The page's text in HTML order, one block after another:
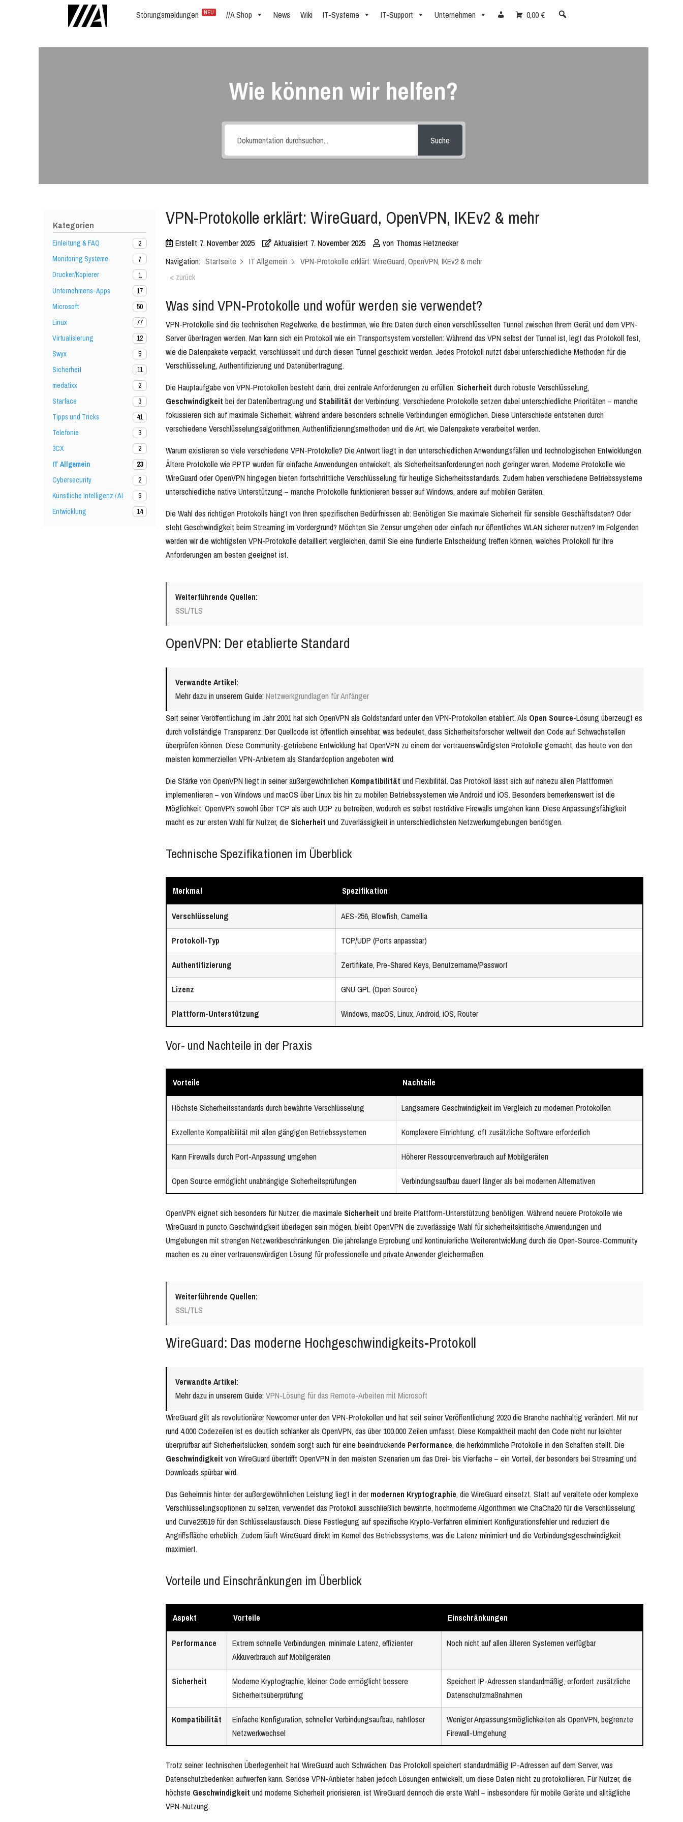
Störungsmeldungen NEU //A Shop News Wiki IT-Systeme IT-Support Unternehmen 0,00 €
Wie können wir helfen?
Suche
Kategorien
Einleitung & FAQ
2
Monitoring Systeme
7
Drucker/Kopierer
1
Unternehmens-Apps
17
Microsoft
50
Linux
77
Virtualisierung
12
Swyx
5
Sicherheit
11
medatixx
2
Starface
3
Tipps und Tricks
41
Telefonie
3
3CX
2
IT Allgemein
23
Cybersecurity
2
Künstliche Intelligenz / AI
9
Entwicklung
14
VPN-Protokolle erklärt: WireGuard, OpenVPN, IKEv2 & mehr
Erstellt 7. November 2025 Aktualisiert 7. November 2025 von Thomas Hetznecker
Navigation: Startseite IT Allgemein
VPN-Protokolle erklärt: WireGuard, OpenVPN, IKEv2 & mehr
< zurück
Was sind VPN-Protokolle und wofür werden sie verwendet?
VPN-Protokolle sind die technischen Regelwerke, die bestimmen, wie Ihre Daten durch einen verschlüsselten Tunnel zwischen Ihrem Gerät und dem VPN-
Server übertragen werden. Man kann sich ein Protokoll wie ein Transportsystem vorstellen: Während das VPN selbst der Tunnel ist, legt das Protokoll fest,
wie die Datenpakete verpackt, verschlüsselt und durch diesen Tunnel geschickt werden. Jedes Protokoll nutzt dabei unterschiedliche Methoden für die
Verschlüsselung, Authentifizierung und Datenübertragung.
Die Hauptaufgabe von VPN-Protokollen besteht darin, drei zentrale Anforderungen zu erfüllen: Sicherheit durch robuste Verschlüsselung,
Geschwindigkeit bei der Datenübertragung und Stabilität der Verbindung. Verschiedene Protokolle setzen dabei unterschiedliche Prioritäten – manche
fokussieren sich auf maximale Sicherheit, während andere besonders schnelle Verbindungen ermöglichen. Diese Unterschiede entstehen durch
verschiedene Verschlüsselungsalgorithmen, Authentifizierungsmethoden und die Art, wie Datenpakete verarbeitet werden.
Warum existieren so viele verschiedene VPN-Protokolle? Die Antwort liegt in den unterschiedlichen Anwendungsfällen und technologischen Entwicklungen.
Ältere Protokolle wie PPTP wurden für einfache Anwendungen entwickelt, als Sicherheitsanforderungen noch geringer waren. Moderne Protokolle wie
WireGuard oder OpenVPN hingegen bieten fortschrittliche Verschlüsselung für heutige Sicherheitsstandards. Zudem haben verschiedene Betriebssysteme
unterschiedliche native Unterstützung – manche Protokolle funktionieren besser auf Windows, andere auf mobilen Geräten.
Die Wahl des richtigen Protokolls hängt von Ihren spezifischen Bedürfnissen ab: Benötigen Sie maximale Sicherheit für sensible Geschäftsdaten? Oder
steht Geschwindigkeit beim Streaming im Vordergrund? Möchten Sie Zensur umgehen oder einfach nur öffentliches WLAN sicherer nutzen? Im Folgenden
werden wir die wichtigsten VPN-Protokolle detailliert vergleichen, damit Sie eine fundierte Entscheidung treffen können, welches Protokoll für Ihre
Anforderungen am besten geeignet ist.
Weiterführende Quellen:
SSL/TLS
OpenVPN: Der etablierte Standard
Verwandte Artikel:
Mehr dazu in unserem Guide: Netzwerkgrundlagen für Anfänger
Seit seiner Veröffentlichung im Jahr 2001 hat sich OpenVPN als Goldstandard unter den VPN-Protokollen etabliert. Als Open Source-Lösung überzeugt es
durch vollständige Transparenz: Der Quellcode ist öffentlich einsehbar, was bedeutet, dass Sicherheitsforscher weltweit den Code auf Schwachstellen
überprüfen können. Diese Community-getriebene Entwicklung hat OpenVPN zu einem der vertrauenswürdigsten Protokolle gemacht, das heute von den
meisten kommerziellen VPN-Anbietern als Standardoption angeboten wird.
Die Stärke von OpenVPN liegt in seiner außergewöhnlichen Kompatibilität und Flexibilität. Das Protokoll lässt sich auf nahezu allen Plattformen
implementieren – von Windows und macOS über Linux bis hin zu mobilen Betriebssystemen wie Android und iOS. Besonders bemerkenswert ist die
Möglichkeit, OpenVPN sowohl über TCP als auch UDP zu betreiben, wodurch es selbst restriktive Firewalls umgehen kann. Diese Anpassungsfähigkeit
macht es zur ersten Wahl für Nutzer, die Sicherheit und Zuverlässigkeit in unterschiedlichsten Netzwerkumgebungen benötigen.
Technische Spezifikationen im Überblick
Merkmal Spezifikation
Verschlüsselung AES-256, Blowfish, Camellia
Protokoll-Typ TCP/UDP (Ports anpassbar)
Authentifizierung Zertifikate, Pre-Shared Keys, Benutzername/Passwort
Lizenz GNU GPL (Open Source)
Plattform-Unterstützung Windows, macOS, Linux, Android, iOS, Router
Vor- und Nachteile in der Praxis
Vorteile Nachteile
Höchste Sicherheitsstandards durch bewährte Verschlüsselung Langsamere Geschwindigkeit im Vergleich zu modernen Protokollen
Exzellente Kompatibilität mit allen gängigen Betriebssystemen Komplexere Einrichtung, oft zusätzliche Software erforderlich
Kann Firewalls durch Port-Anpassung umgehen Höherer Ressourcenverbrauch auf Mobilgeräten
Open Source ermöglicht unabhängige Sicherheitsprüfungen Verbindungsaufbau dauert länger als bei modernen Alternativen
OpenVPN eignet sich besonders für Nutzer, die maximale Sicherheit und breite Plattform-Unterstützung benötigen. Während neuere Protokolle wie
WireGuard in puncto Geschwindigkeit überlegen sein mögen, bleibt OpenVPN die zuverlässige Wahl für sicherheitskritische Anwendungen und
Umgebungen mit strengen Netzwerkbeschränkungen. Die jahrelange Erprobung und kontinuierliche Weiterentwicklung durch die Open-Source-Community
machen es zu einer vertrauenswürdigen Lösung für professionelle und private Anwender gleichermaßen.
Weiterführende Quellen:
SSL/TLS
WireGuard: Das moderne Hochgeschwindigkeits-Protokoll
Verwandte Artikel:
Mehr dazu in unserem Guide: VPN-Lösung für das Remote-Arbeiten mit Microsoft
WireGuard gilt als revolutionärer Newcomer unter den VPN-Protokollen und hat seit seiner Veröffentlichung 2020 die Branche nachhaltig verändert. Mit nur
rund 4.000 Codezeilen ist es deutlich schlanker als OpenVPN, das über 100.000 Zeilen umfasst. Diese Kompaktheit macht den Code nicht nur leichter
überprüfbar auf Sicherheitslücken, sondern sorgt auch für eine beeindruckende Performance, die herkömmliche Protokolle in den Schatten stellt. Die
Geschwindigkeit von WireGuard übertrifft OpenVPN in den meisten Szenarien um das Drei- bis Vierfache – ein Vorteil, der besonders bei Streaming und
Downloads spürbar wird.
Das Geheimnis hinter der außergewöhnlichen Leistung liegt in der modernen Kryptographie, die WireGuard einsetzt. Statt auf veraltete oder komplexe
Verschlüsselungsoptionen zu setzen, verwendet das Protokoll ausschließlich bewährte, hochmoderne Algorithmen wie ChaCha20 für die Verschlüsselung
und Curve25519 für den Schlüsselaustausch. Diese Festlegung auf spezifische Krypto-Verfahren eliminiert Konfigurationsfehler und reduziert die
Angriffsfläche erheblich. Zudem läuft WireGuard direkt im Kernel des Betriebssystems, was die Latenz minimiert und die Verbindungsgeschwindigkeit
maximiert.
Vorteile und Einschränkungen im Überblick
Aspekt Vorteile Einschränkungen
Performance
Extrem schnelle Verbindungen, minimale Latenz, effizienter
Akkuverbrauch auf Mobilgeräten
Noch nicht auf allen älteren Systemen verfügbar
Sicherheit
Moderne Kryptographie, kleiner Code ermöglicht bessere
Sicherheitsüberprüfung
Speichert IP-Adressen standardmäßig, erfordert zusätzliche
Datenschutzmaßnahmen
Kompatibilität
Einfache Konfiguration, schneller Verbindungsaufbau, nahtloser
Netzwerkwechsel
Weniger Anpassungsmöglichkeiten als OpenVPN, begrenzte
Firewall-Umgehung
Trotz seiner technischen Überlegenheit hat WireGuard auch Schwächen: Das Protokoll speichert standardmäßig IP-Adressen auf dem Server, was
Datenschutzbedenken aufwerfen kann. Seriöse VPN-Anbieter haben jedoch Lösungen entwickelt, um diese Daten nicht zu protokollieren. Für Nutzer, die
höchste Geschwindigkeit und moderne Sicherheit priorisieren, ist WireGuard dennoch die erste Wahl – insbesondere für mobile Geräte und alltägliche
VPN-Nutzung.